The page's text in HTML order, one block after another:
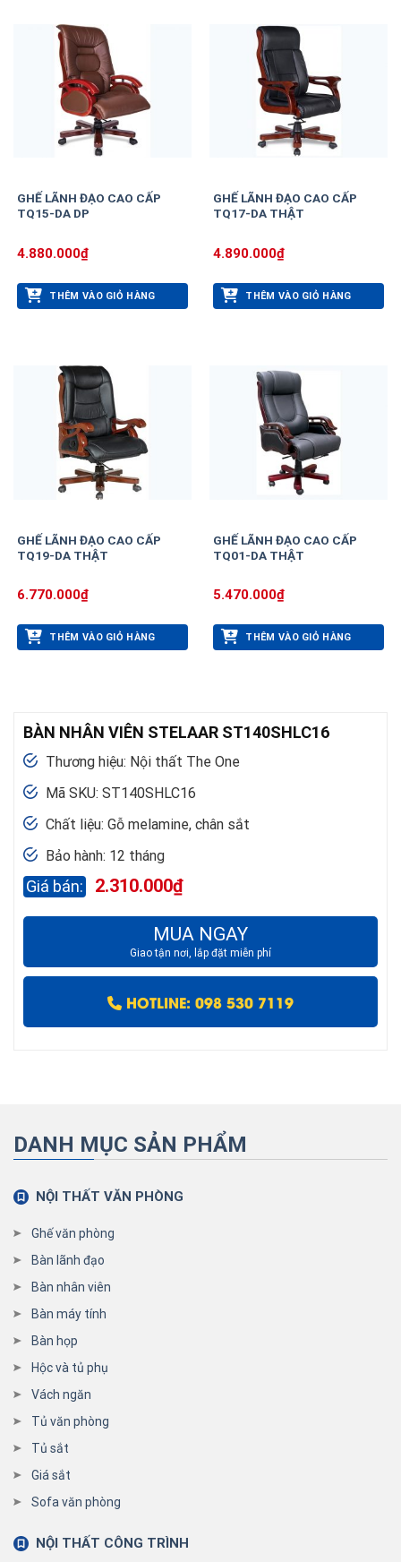
GHẾ LÃNH ĐẠO CAO CẤP
TQ15-DA DP
4.880.000₫
THÊM VÀO GIỎ HÀNG
GHẾ LÃNH ĐẠO CAO CẤP
TQ17-DA THẬT
4.890.000₫
THÊM VÀO GIỎ HÀNG
GHẾ LÃNH ĐẠO CAO CẤP
TQ19-DA THẬT
6.770.000₫
THÊM VÀO GIỎ HÀNG
GHẾ LÃNH ĐẠO CAO CẤP
TQ01-DA THẬT
5.470.000₫
THÊM VÀO GIỎ HÀNG
BÀN NHÂN VIÊN STELAAR ST140SHLC16
Thương hiệu: Nội thất The One
Mã SKU: ST140SHLC16
Chất liệu: Gỗ melamine, chân sắt
Bảo hành: 12 tháng
2.310.000₫
MUA NGAY
Giao tận nơi, lắp đặt miễn phí
HOTLINE: 098 530 7119
DANH MỤC SẢN PHẨM
NỘI THẤT VĂN PHÒNG
Ghế văn phòng
Bàn lãnh đạo
Bàn nhân viên
Bàn máy tính
Bàn họp
Hộc và tủ phụ
Vách ngăn
Tủ văn phòng
Tủ sắt
Giá sắt
Sofa văn phòng
NỘI THẤT CÔNG TRÌNH